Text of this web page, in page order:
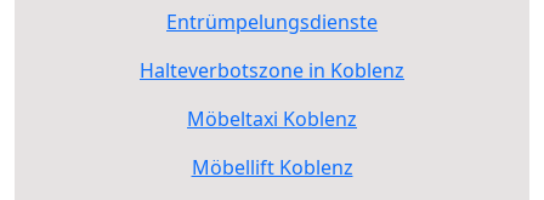
Entrümpelungsdienste
Halteverbotszone in Koblenz
Möbeltaxi Koblenz
Möbellift Koblenz